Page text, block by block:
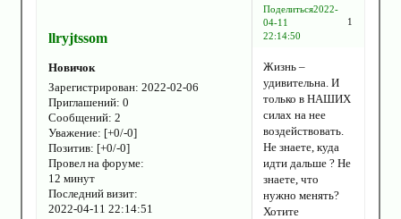
Поделиться
1
2022-
04-11
22:14:50
llryjtssom
Новичок
Зарегистрирован: 2022-02-06
Приглашений: 0
Сообщений: 2
Уважение: [+0/-0]
Позитив: [+0/-0]
Провел на форуме:
12 минут
Последний визит:
2022-04-11 22:14:51
Жизнь –
удивительна. И
только в НАШИХ
силах на нее
воздействовать.
Не знаете, куда
идти дальше ? Не
знаете, что
нужно менять?
Хотите